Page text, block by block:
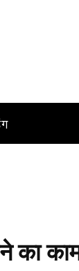
का